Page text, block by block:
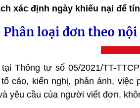
xác định ngày khiếu nại để
Phân loại đơn theo
Thông tư số 05/2021/TT-
cáo, kiến nghị, phản ánh,
yêu cầu của người viết đơn,